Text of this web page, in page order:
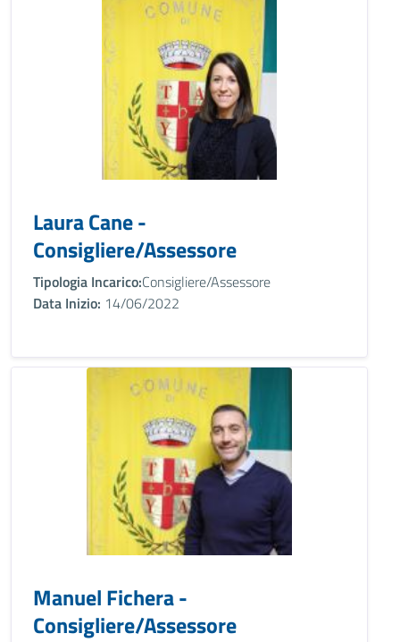
Laura Cane -
Consigliere/Assessore
Tipologia Incarico:Consigliere/Assessore
Data Inizio: 14/06/2022
Manuel Fichera -
Consigliere/Assessore